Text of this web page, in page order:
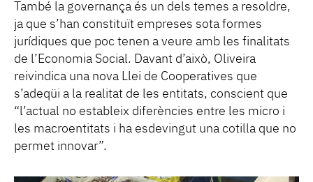
També la governança és un dels temes a resoldre,
ja que s’han constituït empreses sota formes
jurídiques que poc tenen a veure amb les finalitats
de l’Economia Social. Davant d’això, Oliveira
reivindica una nova Llei de Cooperatives que
s’adeqüi a la realitat de les entitats, conscient que
“l’actual no estableix diferències entre les micro i
les macroentitats i ha esdevingut una cotilla que no
permet innovar”.